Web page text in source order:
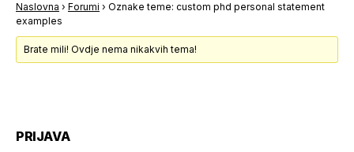
Naslovna › Forumi › Oznake teme: custom phd personal statement
examples
Brate mili! Ovdje nema nikakvih tema!
PRIJAVA